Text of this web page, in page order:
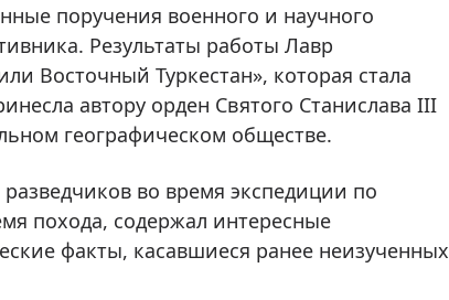
поручения военного и научного
Результаты работы Лавр
Восточный Туркестан», которая стала
автору орден Святого Станислава III
географическом обществе.
во время экспедиции по
похода, содержал интересные
факты, касавшиеся ранее неизученных